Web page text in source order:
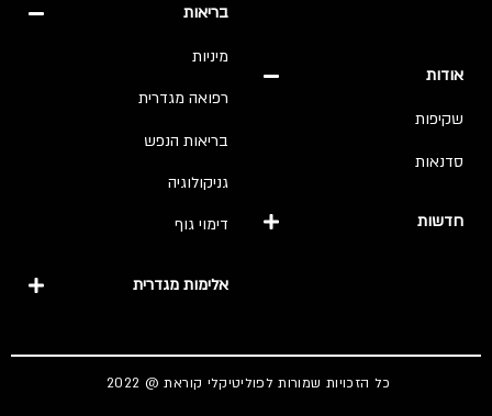
אודות
שקיפות
סדנאות
חדשות
בריאות
מיניות
רפואה מגדרית
בריאות הנפש
גניקולוגיה
דימוי גוף
אלימות מגדרית
כל הזכויות שמורות לפוליטיקלי קוראת @ 2022